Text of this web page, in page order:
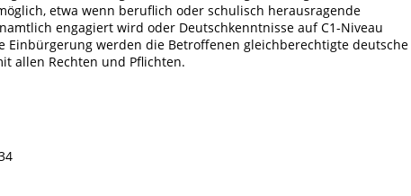
etwa wenn beruflich oder schulisch herausragende
engagiert wird oder Deutschkenntnisse auf C1-Niveau
Einbürgerung werden die Betroffenen gleichberechtigte deutsche
allen Rechten und Pflichten.